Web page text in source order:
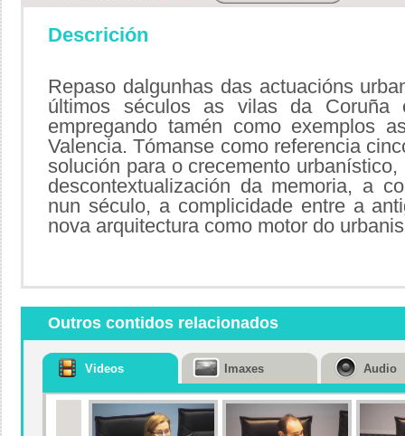
Descrición
Repaso dalgunhas das actuacións
últimos séculos as vilas da Coruña
empregando tamén como exemplos
Valencia. Tómanse como referencia
solución para o crecemento
descontextualización da memoria, a
nun século, a complicidade entre a
nova arquitectura como motor do
Outros contidos relacionados
Videos Imaxes Audio